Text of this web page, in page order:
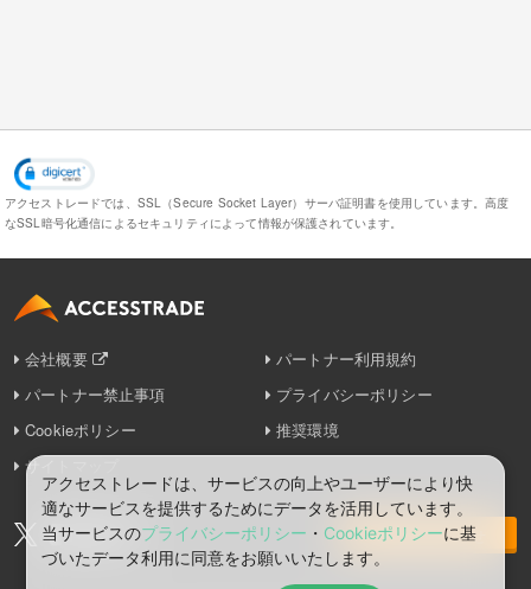
アクセストレードでは、SSL（Secure Socket Layer）サーバ証明書を使用しています。高度
なSSL暗号化通信によるセキュリティによって情報が保護されています。
会社概要
パートナー利用規約
パートナー禁止事項
プライバシーポリシー
Cookieポリシー
推奨環境
サイトマップ
お問い合わせ
アクセストレードは、サービスの向上やユーザーにより快
適なサービスを提供するためにデータを活用しています。
当サービスのプライバシーポリシー ・ Cookieポリシーに基
づいたデータ利⽤に同意をお願いいたします。